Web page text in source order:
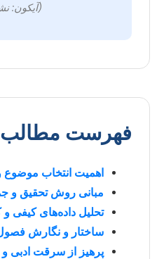
(آیکون:
فهرست مطالب
اهمیت انتخاب موضوع
مبانی روش تحقیق و
تحلیل داده‌های کیفی
ساختار و نگارش فصول
پرهیز از سرقت ادبی